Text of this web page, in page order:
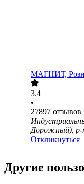
МАГНИТ,
3.4
•
27897 отзывов
Дорожный), р-
Откликнуться
Другие